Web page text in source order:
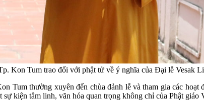
Kon Tum trao đổi với phật tử về ý nghĩa của Đại lễ Vesak
Tum thường xuyên đến chùa đảnh lễ và tham gia các
kiện tâm linh, văn hóa quan trọng không chỉ của Phật